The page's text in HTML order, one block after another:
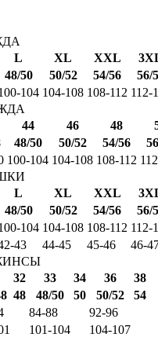
L XL XXL
48/50 50/52 54/56
56/
104 104-108 108-112 112-
44 46 48
48/50 50/52 54/56
100-104 104-108 108-112
L XL XXL
48/50 50/52 54/56
56/
104 104-108 108-112 112-
43 44-45 45-46
46-
32 33 34 36
38
48 48/50 50 50/52
54
84-88
92-96
101-104
104-107